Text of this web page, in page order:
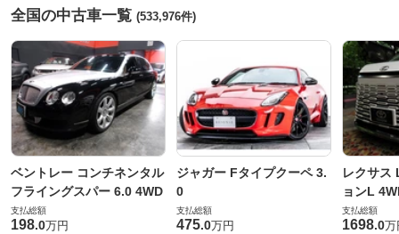
全国の中古車一覧 (533,976件)
ベントレー コンチネンタル
フライングスパー 6.0 4WD
支払総額
198.0万円
ジャガー Fタイプクーペ 3.
0
支払総額
475.0万円
レクサス
ョンL
支払総額
1698.0万